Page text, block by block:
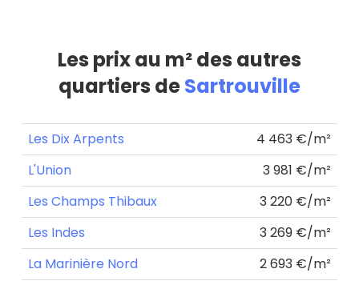
Les prix au m² des autres
quartiers deSartrouville
Les Dix Arpents
4 463 €/m²
L'Union
3 981 €/m²
Les Champs Thibaux
3 220 €/m²
Les Indes
3 269 €/m²
La Marinière Nord
2 693 €/m²